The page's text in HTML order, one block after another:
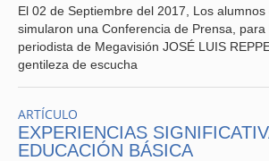
El 02 de Septiembre del 2017, Los alumnos
simularon una Conferencia de Prensa,
periodista de Megavisión JOSÉ LUIS
gentileza de escucha
ARTÍCULO
EXPERIENCIAS
EDUCACIÓN BÁSICA